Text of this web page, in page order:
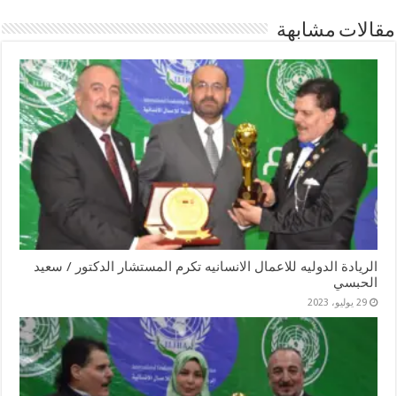
مقالات مشابهة
الريادة الدوليه للاعمال الانسانيه تكرم المستشار الدكتور / سعيد
الحبسي
29 يوليو، 2023